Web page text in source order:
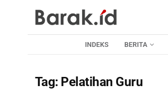
INDEKS BERITA
Tag: Pelatihan Guru